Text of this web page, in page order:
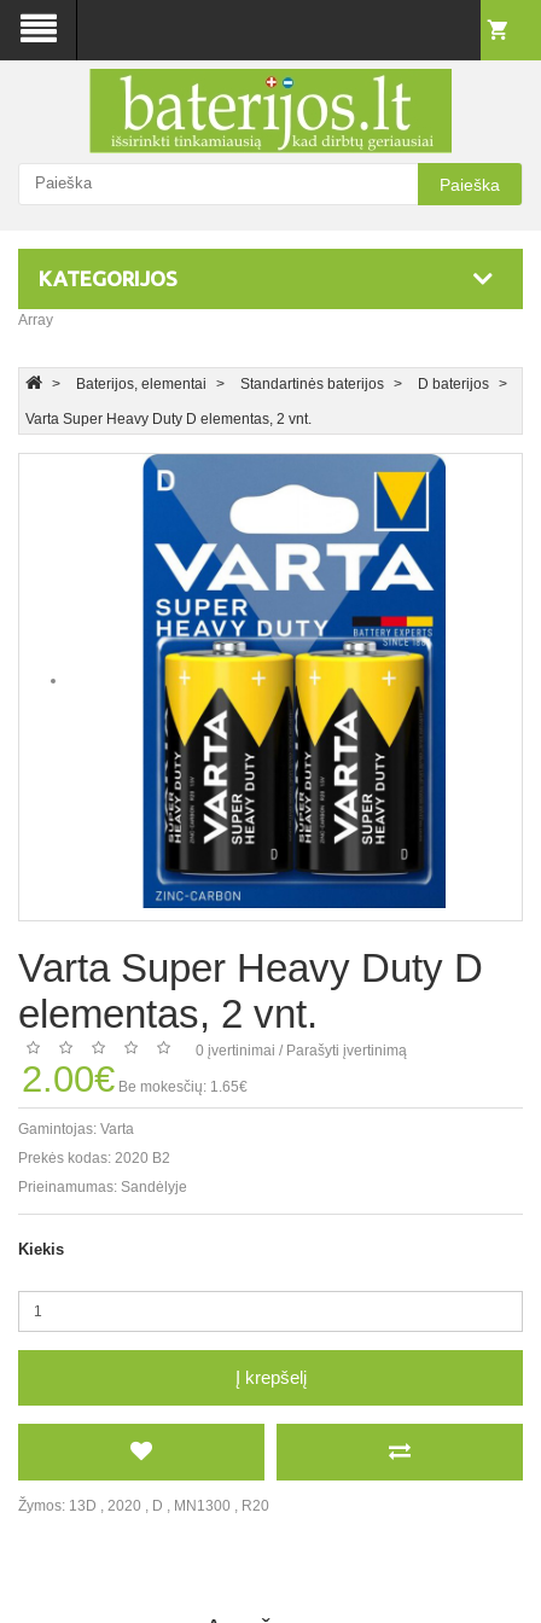
Paieška
KATEGORIJOS
Array
Baterijos, elementai Standartinės baterijos D baterijos
Varta Super Heavy Duty D elementas, 2 vnt.
Varta Super Heavy Duty D
elementas, 2 vnt.
0 įvertinimai / Parašyti įvertinimą
2.00€ Be mokesčių: 1.65€
Gamintojas: Varta
Prekės kodas: 2020 B2
Prieinamumas: Sandėlyje
Kiekis
Į krepšelį
Žymos: 13D , 2020 , D , MN1300 , R20